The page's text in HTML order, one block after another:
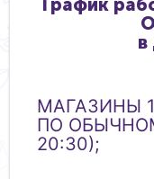
График
в
МАГАЗИНЫ
ПО
20:30);